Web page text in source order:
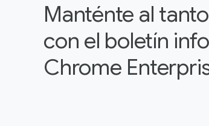
Manténte al
con el boletín
Chrome